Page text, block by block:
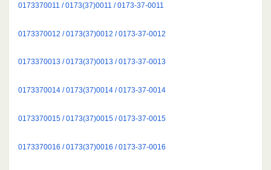
0173370011 / 0173(37)0011 / 0173-37-0011
0173370012 / 0173(37)0012 / 0173-37-0012
0173370013 / 0173(37)0013 / 0173-37-0013
0173370014 / 0173(37)0014 / 0173-37-0014
0173370015 / 0173(37)0015 / 0173-37-0015
0173370016 / 0173(37)0016 / 0173-37-0016